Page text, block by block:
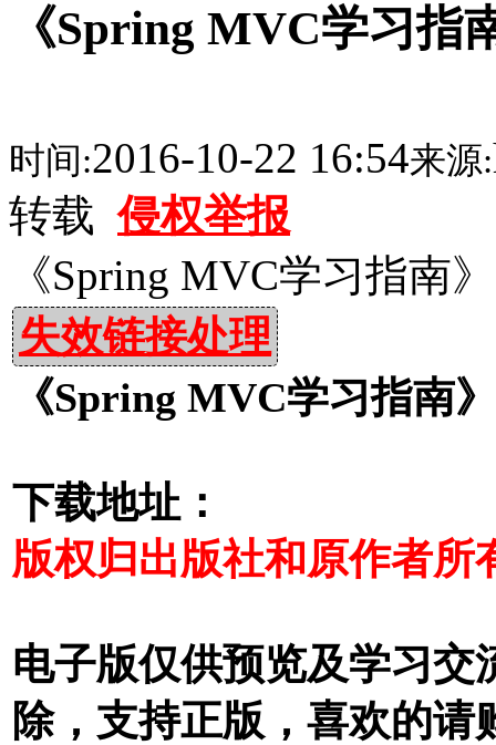
《Spring MVC学习指
时间:2016-10-22 16:54来源:
转载侵权举报
《Spring MVC学习指南
失效链接处理
《Spring MVC学习指南
下载地址：
版权归出版社和原作者
电子版仅供预览及学习交
除，支持正版，喜欢的请